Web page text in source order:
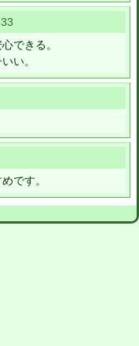
できる。
い。
です。